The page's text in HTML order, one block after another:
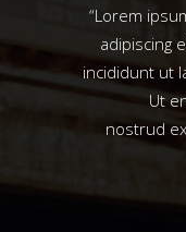
“Lorem
adipiscing
incididunt ut
Ut
nostrud